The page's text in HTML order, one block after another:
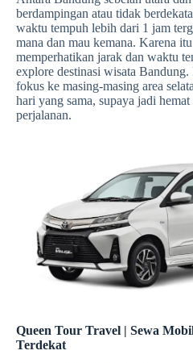
berdampingan atau tidak
waktu tempuh lebih dari 1 jam
mana dan mau kemana. Karena
memperhatikan jarak dan waktu
explore destinasi wisata
fokus ke masing-masing area
hari yang sama, supaya jadi
perjalanan.
Queen Tour Travel | Sewa
Terdekat